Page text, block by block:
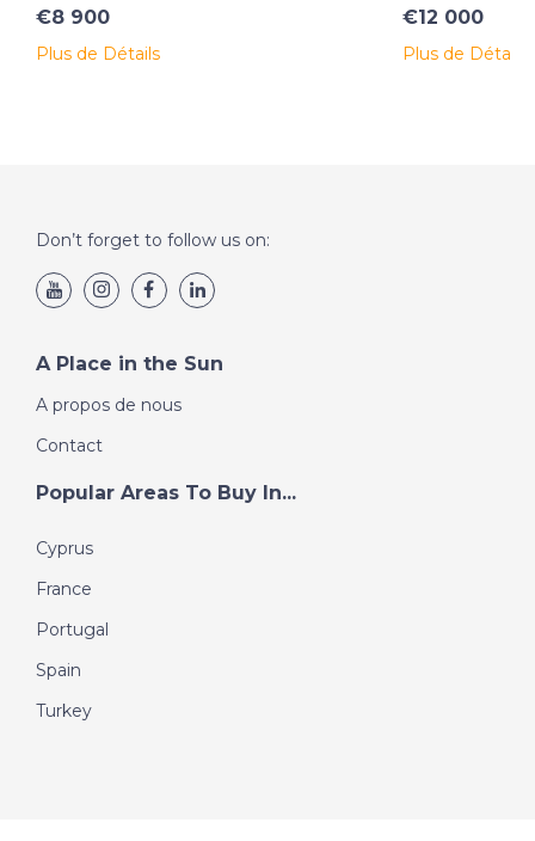
€8 900
Plus de Détails
€12 000
Plus de Détails
Don’t forget to follow us on:
A Place in the Sun
A propos de nous
Contact
Popular Areas To Buy In...
Cyprus
France
Portugal
Spain
Turkey